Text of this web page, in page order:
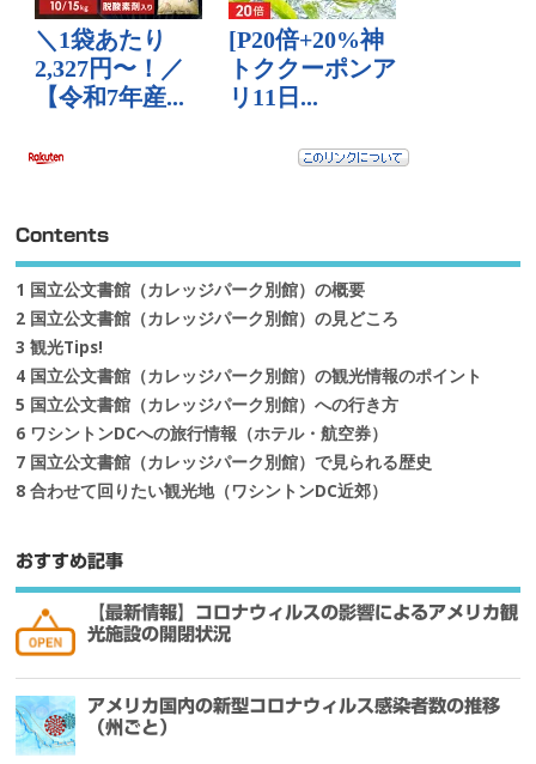
Contents
1 国立公文書館（カレッジパーク別館）の概要
2 国立公文書館（カレッジパーク別館）の見どころ
3 観光Tips!
4 国立公文書館（カレッジパーク別館）の観光情報のポイント
5 国立公文書館（カレッジパーク別館）への行き方
6 ワシントンDCへの旅行情報（ホテル・航空券）
7 国立公文書館（カレッジパーク別館）で見られる歴史
8 合わせて回りたい観光地（ワシントンDC近郊）
おすすめ記事
【最新情報】コロナウィルスの影響によるアメリカ観
光施設の開閉状況
アメリカ国内の新型コロナウィルス感染者数の推移
（州ごと）